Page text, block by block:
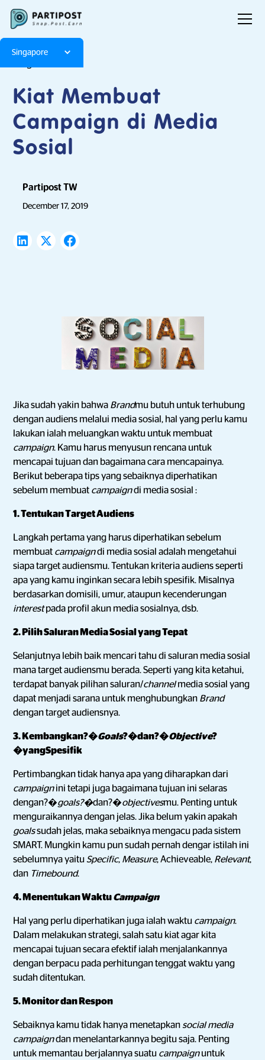
Singapore
Kiat Membuat
Campaign di Media
Sosial
Partipost TW
December 17, 2019
Jika sudah yakin bahwa Brandmu butuh untuk terhubung
dengan audiens melalui media sosial, hal yang perlu kamu
lakukan ialah meluangkan waktu untuk membuat
campaign. Kamu harus menyusun rencana untuk
mencapai tujuan dan bagaimana cara mencapainya.
Berikut beberapa tips yang sebaiknya diperhatikan
sebelum membuat campaigndi media sosial :
1. Tentukan Target Audiens
Langkah pertama yang harus diperhatikan sebelum
membuat campaigndi media sosial adalah mengetahui
siapa target audiensmu. Tentukan kriteria audiens seperti
apa yang kamu inginkan secara lebih spesifik. Misalnya
berdasarkan domisili, umur, ataupun kecenderungan
interestpada profil akun media sosialnya, dsb.
2. Pilih Saluran Media Sosial yang Tepat
Selanjutnya lebih baik mencari tahu di saluran media sosial
mana target audiensmu berada. Seperti yang kita ketahui,
terdapat banyak pilihan saluran/channelmedia sosial yang
dapat menjadi sarana untuk menghubungkan Brand
dengan target audiensnya.
3. Kembangkan?�Goals?�dan?�Objective?
�yangSpesifik
Pertimbangkan tidak hanya apa yang diharapkan dari
campaignini tetapi juga bagaimana tujuan ini selaras
dengan?�goals?�dan?�objectivesmu. Penting untuk
menguraikannya dengan jelas. Jika belum yakin apakah
goalssudah jelas, maka sebaiknya mengacu pada sistem
SMART. Mungkin kamu pun sudah pernah dengar istilah ini
sebelumnya yaituSpecific, Measure, Achieveable, Relevant,
dan Timebound.
4. Menentukan WaktuCampaign
Hal yang perlu diperhatikan juga ialah waktu campaign.
Dalam melakukan strategi, salah satu kiat agar kita
mencapai tujuan secara efektif ialah menjalankannya
dengan berpacu pada perhitungan tenggat waktu yang
sudah ditentukan.
5. Monitor dan Respon
Sebaiknya kamu tidak hanya menetapkan social media
campaigndan menelantarkannya begitu saja. Penting
untuk memantau berjalannya suatu campaignuntuk